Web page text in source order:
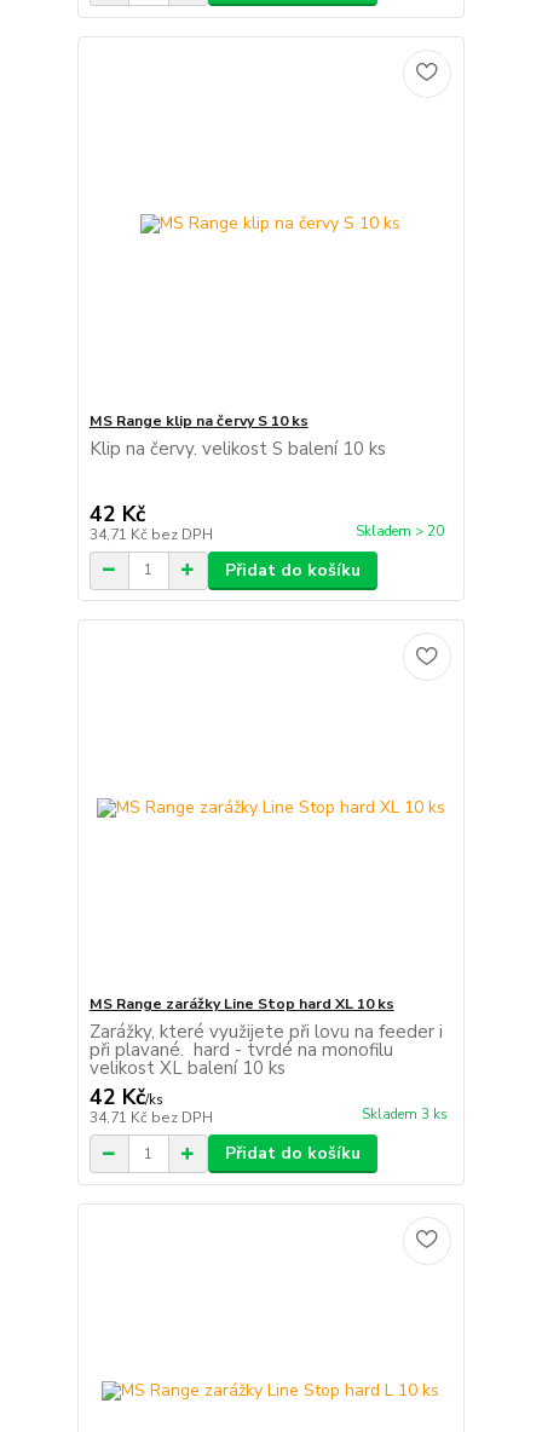
MS Range klip na červy S 10 ks
Klip na červy. velikost S balení 10 ks
42 Kč
34,71 Kč bez DPH Skladem > 20
Přidat do košíku
MS Range zarážky Line Stop hard XL 10 ks
Zarážky, které využijete při lovu na feeder i
při plavané. hard - tvrdé na monofilu
velikost XL balení 10 ks
42 Kč/ks
34,71 Kč bez DPH Skladem 3 ks
Přidat do košíku